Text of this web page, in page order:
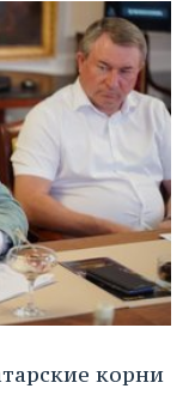
корни